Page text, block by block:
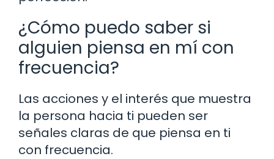
¿Cómo puedo saber si
alguien piensa en mí con
frecuencia?
Las acciones y el interés que muestra
la persona hacia ti pueden ser
señales claras de que piensa en ti
con frecuencia.